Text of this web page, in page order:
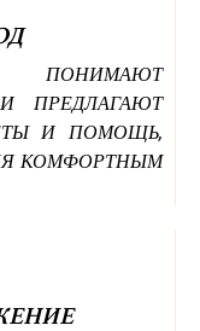
ПОНИМАЮТ
ПРЕДЛАГАЮТ
И ПОМОЩЬ,
КОМФОРТНЫМ